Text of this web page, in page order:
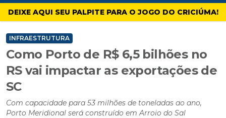
DEIXE AQUI SEU PALPITE PARA O JOGO DO CRICIÚMA!
INFRAESTRUTURA
Como Porto de R$ 6,5 bilhões no
RS vai impactar as exportações de
SC
Com capacidade para 53 milhões de toneladas ao ano,
Porto Meridional será construído em Arroio do Sal